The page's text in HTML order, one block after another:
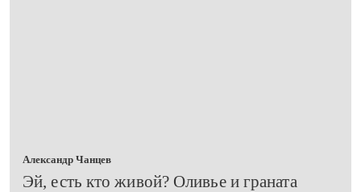
Александр Чанцев
Эй, есть кто живой? Оливье и граната